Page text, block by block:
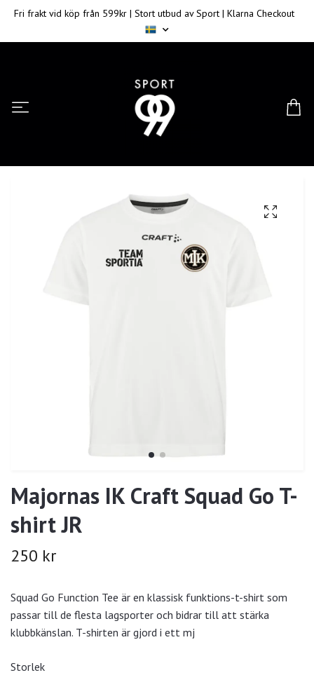
Fri frakt vid köp från 599kr | Stort utbud av Sport | Klarna Checkout
Majornas IK Craft Squad Go T-
shirt JR
250 kr
Squad Go Function Tee är en klassisk funktions-t-shirt som
passar till de flesta lagsporter och bidrar till att stärka
klubbkänslan. T-shirten är gjord i ett mj
Storlek